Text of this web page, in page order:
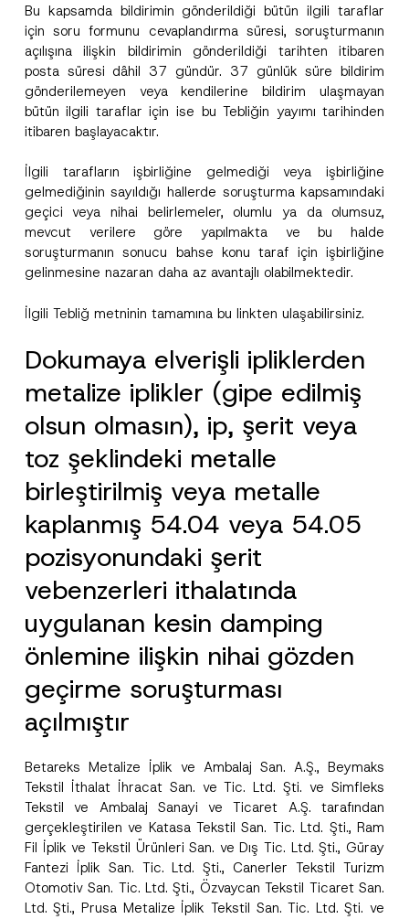
Bu kapsamda bildirimin gönderildiği bütün ilgili taraflar
için soru formunu cevaplandırma süresi, soruşturmanın
açılışına ilişkin bildirimin gönderildiği tarihten itibaren
posta süresi dâhil 37 gündür. 37 günlük süre bildirim
gönderilemeyen veya kendilerine bildirim ulaşmayan
bütün ilgili taraflar için ise bu Tebliğin yayımı tarihinden
itibaren başlayacaktır.
İlgili tarafların işbirliğine gelmediği veya işbirliğine
gelmediğinin sayıldığı hallerde soruşturma kapsamındaki
geçici veya nihai belirlemeler, olumlu ya da olumsuz,
mevcut verilere göre yapılmakta ve bu halde
soruşturmanın sonucu bahse konu taraf için işbirliğine
gelinmesine nazaran daha az avantajlı olabilmektedir.
İlgili Tebliğ metninin tamamına bu linkten ulaşabilirsiniz.
Dokumaya elverişli ipliklerden
metalize iplikler (gipe edilmiş
olsun olmasın), ip, şerit veya
toz şeklindeki metalle
birleştirilmiş veya metalle
kaplanmış 54.04 veya 54.05
pozisyonundaki şerit
vebenzerleri ithalatında
uygulanan kesin damping
önlemine ilişkin nihai gözden
geçirme soruşturması
açılmıştır
Betareks Metalize İplik ve Ambalaj San. A.Ş., Beymaks
Tekstil İthalat İhracat San. ve Tic. Ltd. Şti. ve Simfleks
Tekstil ve Ambalaj Sanayi ve Ticaret A.Ş. tarafından
gerçekleştirilen ve Katasa Tekstil San. Tic. Ltd. Şti., Ram
Fil İplik ve Tekstil Ürünleri San. ve Dış Tic. Ltd. Şti., Güray
Fantezi İplik San. Tic. Ltd. Şti., Canerler Tekstil Turizm
Otomotiv San. Tic. Ltd. Şti., Özvaycan Tekstil Ticaret San.
Ltd. Şti., Prusa Metalize İplik Tekstil San. Tic. Ltd. Şti. ve